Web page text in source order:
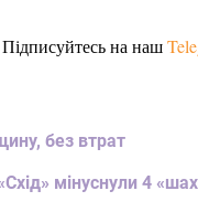
на наш
без втрат
мінуснули 4